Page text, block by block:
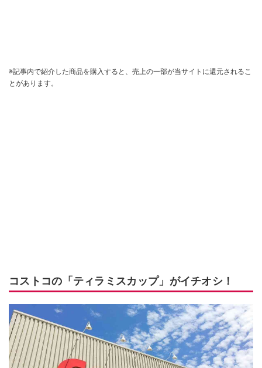
※記事内で紹介した商品を購入すると、売上の一部が当サイトに還元されるこ
とがあります。
コストコの「ティラミスカップ」がイチオシ！